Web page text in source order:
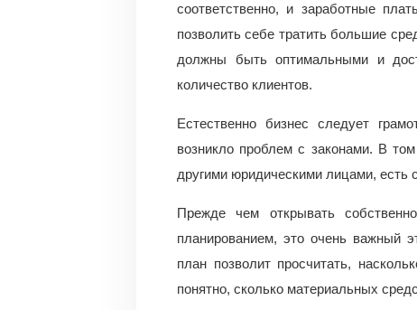
соответственно, и заработные
позволить себе тратить большие
должны быть оптимальными и
количество клиентов.
Естественно бизнес следует
возникло проблем с законами. В
другими юридическими лицами,
Прежде чем открывать
планированием, это очень важный
план позволит просчитать,
понятно, сколько материальных